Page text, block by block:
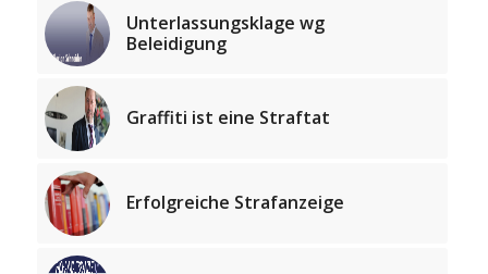
Unterlassungsklage wg
Beleidigung
Graffiti ist eine Straftat
Erfolgreiche Strafanzeige